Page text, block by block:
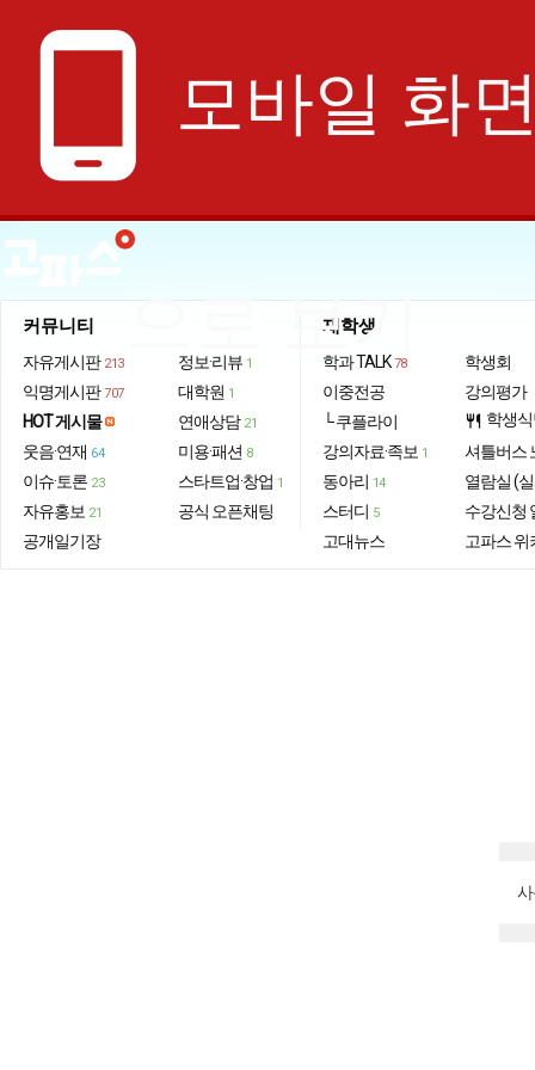
phone_android 모바일 화
으로 보기
커뮤니티
자유게시판 213
익명게시판 707
HOT 게시물
웃음·연재 64
이슈·토론 23
자유홍보 21
공개일기장
정보·리뷰 1
대학원 1
연애상담 21
미용·패션 8
스타트업·창업 1
공식 오픈채팅
재학생
학과 TALK 78
이중전공
└ 쿠플라이
강의자료·족보 1
동아리 14
스터디 5
고대뉴스
학생회
강의평가
restaurant 학생
셔틀버스
열람실 (
수강신청
고파스 위